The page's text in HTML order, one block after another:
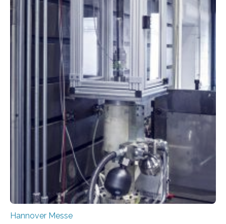
Hannover Messe